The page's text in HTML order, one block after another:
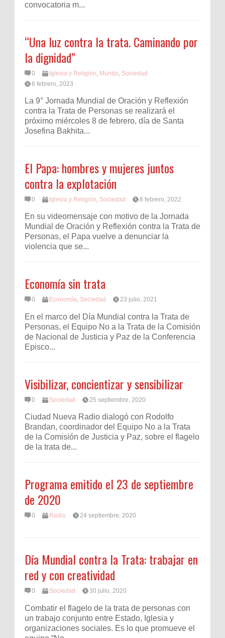
convocatoria m...
“Una luz contra la trata. Caminando por
la dignidad”
0 Iglesia y Religión, Mundo, Sociedad
6 febrero, 2023
La 9° Jornada Mundial de Oración y Reflexión
contra la Trata de Personas se realizará el
próximo miércoles 8 de febrero, día de Santa
Josefina Bakhita...
El Papa: hombres y mujeres juntos
contra la explotación
0 Iglesia y Religión, Sociedad 8 febrero, 2022
En su videomensaje con motivo de la Jornada
Mundial de Oración y Reflexión contra la Trata de
Personas, el Papa vuelve a denunciar la
violencia que se...
Economía sin trata
0 Economía, Sociedad 23 julio, 2021
En el marco del Día Mundial contra la Trata de
Personas, el Equipo No a la Trata de la Comisión
de Nacional de Justicia y Paz de la Conferencia
Episco...
Visibilizar, concientizar y sensibilizar
0 Sociedad 25 septiembre, 2020
Ciudad Nueva Radio dialogó con Rodolfo
Brandan, coordinador del Equipo No a la Trata
de la Comisión de Justicia y Paz, sobre el flagelo
de la trata de...
Programa emitido el 23 de septiembre
de 2020
0 Radio 24 septiembre, 2020
Día Mundial contra la Trata: trabajar en
red y con creatividad
0 Sociedad 30 julio, 2020
Combatir el flagelo de la trata de personas con
un trabajo conjunto entre Estado, Iglesia y
organizaciones sociales. Es lo que promueve el